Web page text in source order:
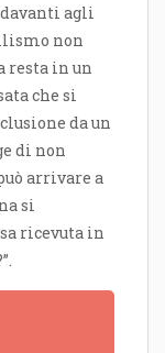
davanti agli
non
resta in un
che si
da un
di non
arrivare a
si
ricevuta in